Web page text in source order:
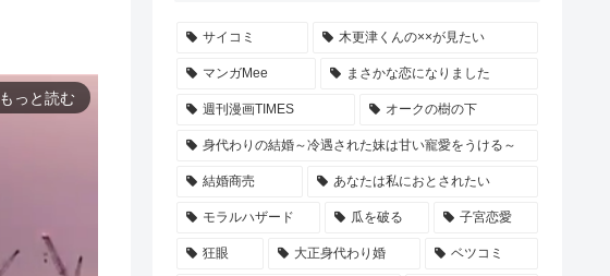
もっと読む
サイコミ 木更津くんの××が見たい
マンガMee まさかな恋になりました
週刊漫画TIMES オークの樹の下
身代わりの結婚～冷遇された妹は甘い寵愛をうける～
結婚商売 あなたは私におとされたい
モラルハザード 瓜を破る 子宮恋愛
狂眼 大正身代わり婚 ベツコミ